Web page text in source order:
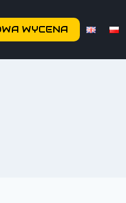
WYCENA